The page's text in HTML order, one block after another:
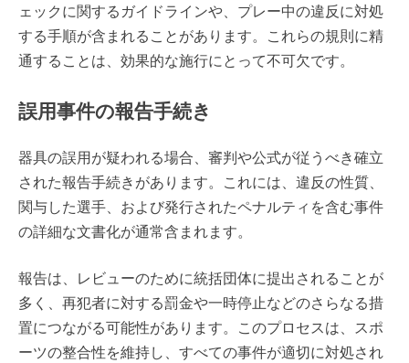
ェックに関するガイドラインや、プレー中の違反に対処
する手順が含まれることがあります。これらの規則に精
通することは、効果的な施行にとって不可欠です。
誤用事件の報告手続き
器具の誤用が疑われる場合、審判や公式が従うべき確立
された報告手続きがあります。これには、違反の性質、
関与した選手、および発行されたペナルティを含む事件
の詳細な文書化が通常含まれます。
報告は、レビューのために統括団体に提出されることが
多く、再犯者に対する罰金や一時停止などのさらなる措
置につながる可能性があります。このプロセスは、スポ
ーツの整合性を維持し、すべての事件が適切に対処され